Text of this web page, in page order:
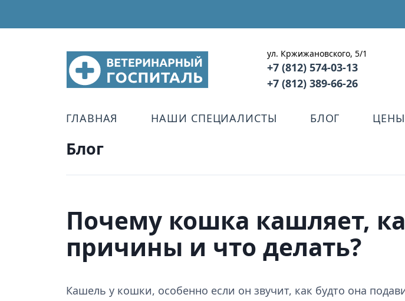
ул. Кржижановского, 5/1
+7 (812) 574-03-13
+7 (812) 389-66-26
ГЛАВНАЯ НАШИ СПЕЦИАЛИСТЫ БЛОГ
Блог
Почему кошка кашляет,
причины и что делать?
Кашель у кошки, особенно если он звучит, как будто она